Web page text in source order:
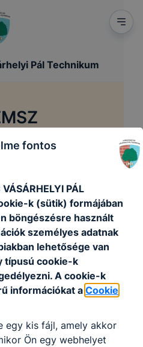
Pál Technikum
szabályzat
fontos
PÁL
k (sütik) formájában
böngészésre használt
személyes adatnak
lehetősége van
típusú cookie-k
A cookie-k
információkat aCookie
egy kis fájl, amely akkor
Ön egy webhelyet